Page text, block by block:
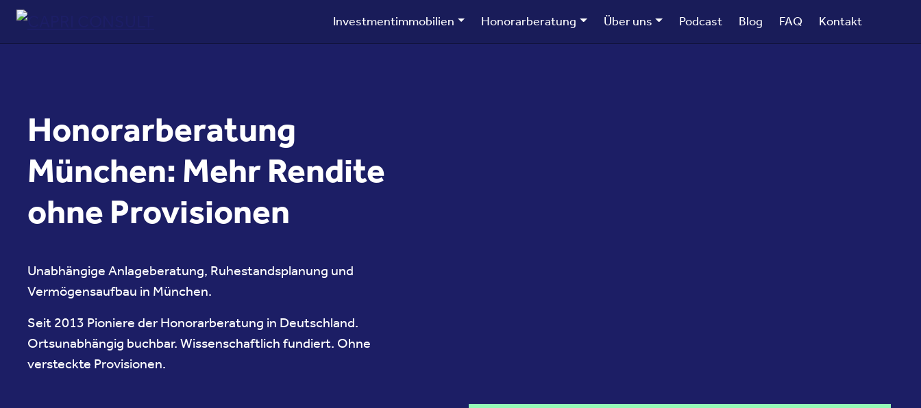
Skip to content
Investmentimmobilien Honorarberatung Über uns Podcast Blog FAQ Kontakt
Honorarberatung
München: Mehr Rendite
ohne Provisionen
Unabhängige Anlageberatung, Ruhestandsplanung und
Vermögensaufbau in München.
Seit 2013 Pioniere der Honorarberatung in Deutschland.
Ortsunabhängig buchbar. Wissenschaftlich fundiert. Ohne
versteckte Provisionen.